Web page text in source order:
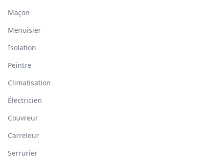
Maçon
Menuisier
Isolation
Peintre
Climatisation
Électricien
Couvreur
Carreleur
Serrurier